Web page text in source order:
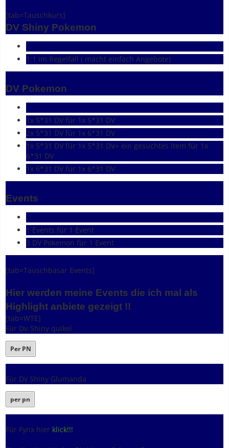
[tab=Tauschkurs]
DV Shiny Pokemon
1:1 im Regelfall ( macht einfach Angebote)
DV Pokemon
1x 5*31 DV für 1x 5*31 DV
2x 5*31 DV für 1x 6*31 DV
1x 5*31 DV für 1x 5*31 DV+ ein gesuchtes Item für 1x
6*31 DV
1x 6*31 DV für 1x 6*31 DV
Events
1 Events für 1 Event
3 DV Pokemon für 1 Event
[tab=Tauschbasar Events]
Hier werden meine Events die ich mal als
Highlight anbiete gezeigt !!
[tab=WTE]
Für Dv-Shiny quikel
Per PN
Für Dv Shiny Glumanda
per pn
Für Fynx hier klick!!!